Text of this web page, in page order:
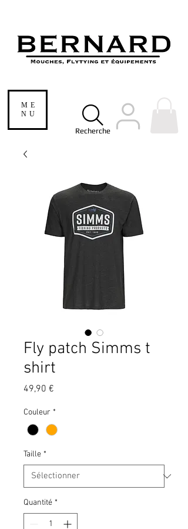
ME
NU
Recherche
Fly patch Simms t
shirt
49,90 €
Couleur *
Taille *
Quantité *